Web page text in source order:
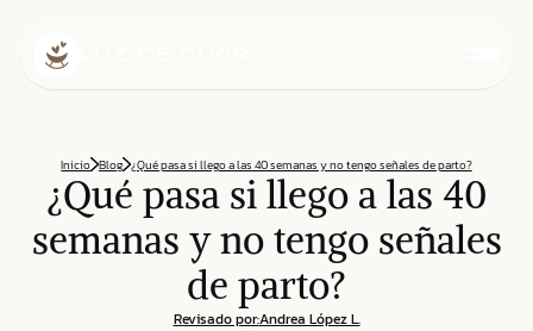
Inicio Blog ¿Qué pasa si llego a las 40 semanas y no tengo señales de parto?
¿Qué pasa si llego a las 40
semanas y no tengo señales
de parto?
Revisado por:Andrea López L.